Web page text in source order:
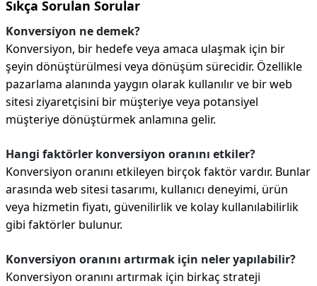
Sıkça Sorulan Sorular
Konversiyon ne demek?
Konversiyon, bir hedefe veya amaca ulaşmak için bir
şeyin dönüştürülmesi veya dönüşüm sürecidir. Özellikle
pazarlama alanında yaygın olarak kullanılır ve bir web
sitesi ziyaretçisini bir müşteriye veya potansiyel
müşteriye dönüştürmek anlamına gelir.
Hangi faktörler konversiyon oranını etkiler?
Konversiyon oranını etkileyen birçok faktör vardır. Bunlar
arasında web sitesi tasarımı, kullanıcı deneyimi, ürün
veya hizmetin fiyatı, güvenilirlik ve kolay kullanılabilirlik
gibi faktörler bulunur.
Konversiyon oranını artırmak için neler yapılabilir?
Konversiyon oranını artırmak için birkaç strateji